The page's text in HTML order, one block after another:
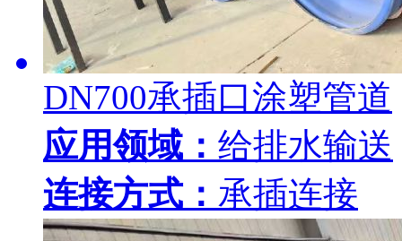
DN700承插口涂塑管道
应用领域： 给排水输送
连接方式： 承插连接